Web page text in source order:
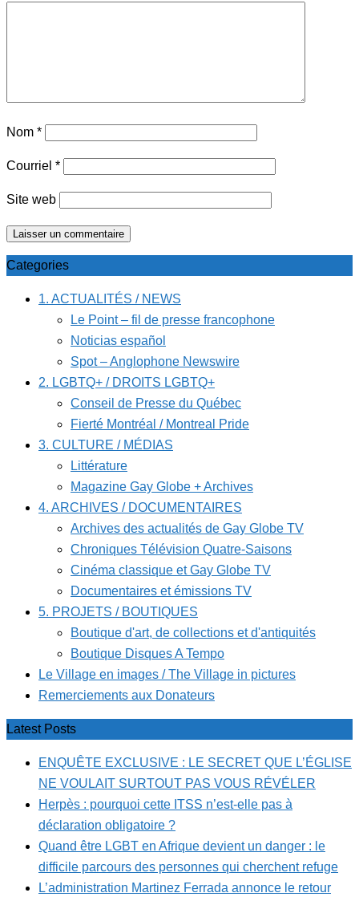
Nom *
Courriel *
Site web
Categories
1. ACTUALITÉS / NEWS
Le Point – fil de presse francophone
Noticias español
Spot – Anglophone Newswire
2. LGBTQ+ / DROITS LGBTQ+
Conseil de Presse du Québec
Fierté Montréal / Montreal Pride
3. CULTURE / MÉDIAS
Littérature
Magazine Gay Globe + Archives
4. ARCHIVES / DOCUMENTAIRES
Archives des actualités de Gay Globe TV
Chroniques Télévision Quatre-Saisons
Cinéma classique et Gay Globe TV
Documentaires et émissions TV
5. PROJETS / BOUTIQUES
Boutique d'art, de collections et d'antiquités
Boutique Disques A Tempo
Le Village en images / The Village in pictures
Remerciements aux Donateurs
Latest Posts
ENQUÊTE EXCLUSIVE : LE SECRET QUE L’ÉGLISE
NE VOULAIT SURTOUT PAS VOUS RÉVÉLER
Herpès : pourquoi cette ITSS n’est-elle pas à
déclaration obligatoire ?
Quand être LGBT en Afrique devient un danger : le
difficile parcours des personnes qui cherchent refuge
L’administration Martinez Ferrada annonce le retour